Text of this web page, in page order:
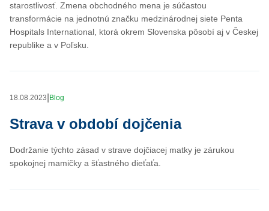
starostlivosť. Zmena obchodného mena je súčastou
transformácie na jednotnú značku medzinárodnej siete Penta
Hospitals International, ktorá okrem Slovenska pôsobí aj v Českej
republike a v Poľsku.
18.08.2023 Blog
Strava v období dojčenia
Dodržanie týchto zásad v strave dojčiacej matky je zárukou
spokojnej mamičky a šťastného dieťaťa.